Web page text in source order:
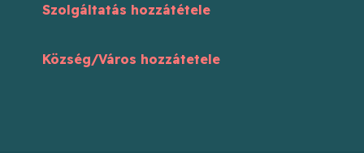
Szolgáltatás hozzátétele
Község/Város hozzátetele